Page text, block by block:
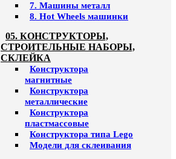
7. Машины металл
8. Hot Wheels машинки
05. КОНСТРУКТОРЫ,
СТРОИТЕЛЬНЫЕ НАБОРЫ,
СКЛЕЙКА
Конструктора
магнитные
Конструктора
металлические
Конструктора
пластмассовые
Конструктора типа Lego
Модели для склеивания